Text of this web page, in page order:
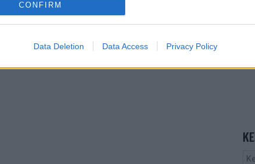
CONFIRM
Data Deletion Data Access Privacy Policy